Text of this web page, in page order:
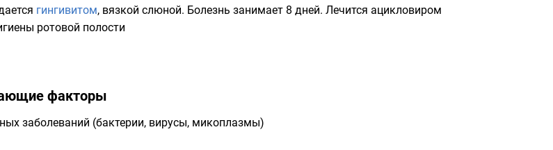
гингивитом, вязкой слюной. Болезнь занимает 8 дней. Лечится ацикловиром
ротовой полости
факторы
заболеваний (бактерии, вирусы, микоплазмы)